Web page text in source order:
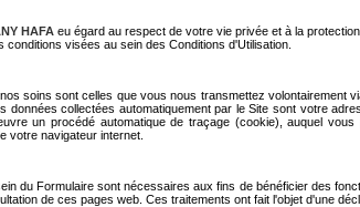
HAFAeu égard au respect de votre vie privée et à la
visées au sein des Conditions d'Utilisation.
soins sont celles que vous nous transmettez volontairement
données collectées automatiquement par le Site sont votre
un procédé automatique de traçage (cookie), auquel
votre navigateur internet.
du Formulaire sont nécessaires aux fins de bénéficier des
de ces pages web. Ces traitements ont fait l'objet d'une